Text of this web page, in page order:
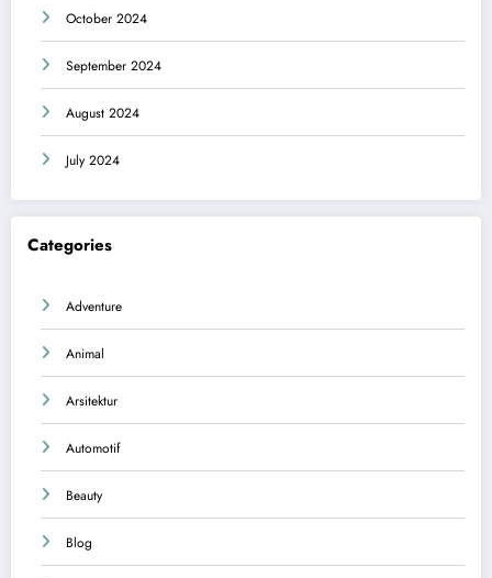
October 2024
September 2024
August 2024
July 2024
Categories
Adventure
Animal
Arsitektur
Automotif
Beauty
Blog